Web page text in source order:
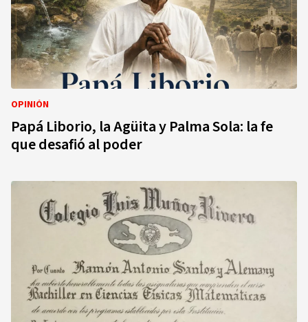
OPINIÓN
Papá Liborio, la Agüita y Palma Sola: la fe
que desafió al poder